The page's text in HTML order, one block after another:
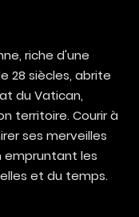
riche d'une
28 siècles, abrite
du Vatican,
territoire. Courir à
ses merveilles
empruntant les
et du temps.